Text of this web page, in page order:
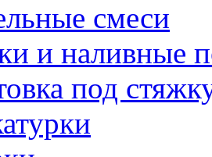
смеси
и наливные
под